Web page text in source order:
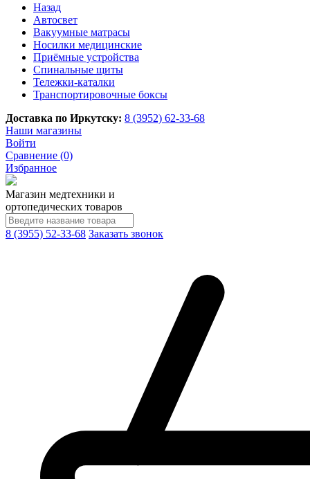
Назад
Автосвет
Вакуумные матрасы
Носилки медицинские
Приёмные устройства
Спинальные щиты
Тележки-каталки
Транспортировочные боксы
Доставка по Иркутску: 8 (3952) 62-33-68
Наши магазины
Войти
Сравнение (0)
Избранное
Магазин медтехники и
ортопедических товаров
8 (3955) 52-33-68 Заказать звонок